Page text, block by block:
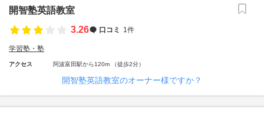
開智塾英語教室
3.26
口コミ 1件
学習塾・塾
アクセス 阿波富田駅から120m （徒歩2分）
開智塾英語教室のオーナー様ですか？